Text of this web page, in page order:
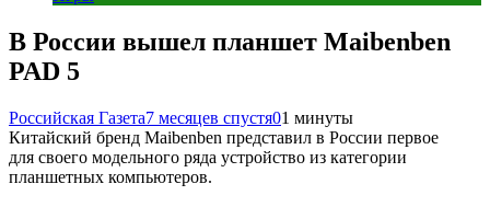
В России вышел планшет Maibenben
PAD 5
Российская Газета7 месяцев спустя01 минуты
Китайский бренд Maibenben представил в России первое
для своего модельного ряда устройство из категории
планшетных компьютеров.